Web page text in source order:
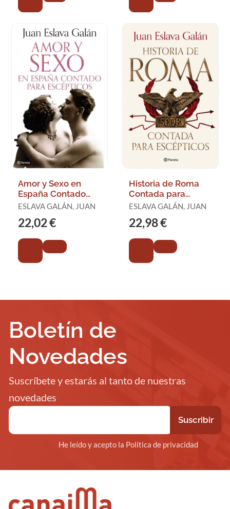
Amor y Sexo en
España Contado
para Escépticos
ESLAVA GALÁN, JUAN
22,02 €
Historia de Roma
Contada para
Escépticos
ESLAVA GALÁN, JUAN
22,98 €
Boletín de
Novedades
Suscríbete y estarás al tanto de nuestras
novedades
He leído y acepto la Política de privacidad